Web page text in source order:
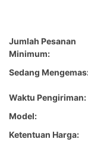
Jumlah Pesanan
Minimum:
Sedang
Waktu Pengiriman:
Model:
Ketentuan Harga: